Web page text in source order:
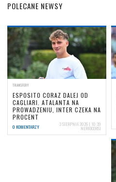
POLECANE NEWSY
TRANSFERY
ESPOSITO CORAZ DALEJ OD
CAGLIARI. ATALANTA NA
PROWADZENIU, INTER CZEKA NA
PROCENT
0 KOMENTARZY 3 SIERPNIA 2026 | 10:39
NERIOCORSI